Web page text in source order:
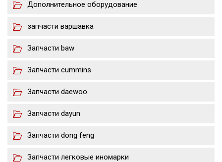
Дополнительное оборудование
запчасти варшавка
Запчасти baw
Запчасти cummins
Запчасти daewoo
Запчасти dayun
Запчасти dong feng
Запчасти легковые иномарки